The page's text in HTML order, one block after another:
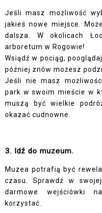
Jeśli masz możliwość
jakieś nowe miejsce.
dalsza. W okolicach
arboretum w Rogowie!
Wsiądź w pociąg,
później znów możesz
Jeśli nie masz
park w swoim mieście w
muszą być wielkie
okazać cudnowne.
3. Idź do muzeum.
Muzea potrafią być
czasu. Sprawdź w
darmowe wejściówki
korzystać.